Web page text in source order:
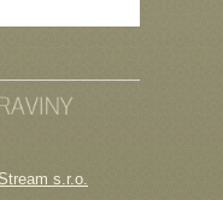
s.r.o.